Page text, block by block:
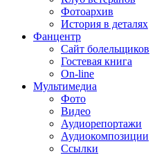
Фотоархив
История в деталях
Фанцентр
Сайт болельщиков
Гостевая книга
On-line
Мультимедиа
Фото
Видео
Аудиорепортажи
Аудиокомпозиции
Ссылки